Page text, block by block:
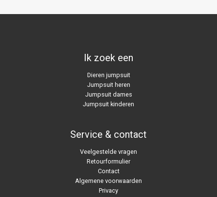
Ik zoek een
Dieren jumpsuit
Jumpsuit heren
Jumpsuit dames
Jumpsuit kinderen
Service & contact
Veelgestelde vragen
Retourformulier
Contact
Algemene voorwaarden
Privacy